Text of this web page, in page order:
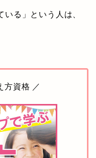
いる」という人は、
方資格 ／